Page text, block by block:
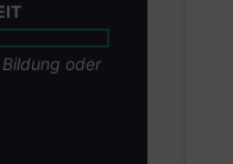
oder